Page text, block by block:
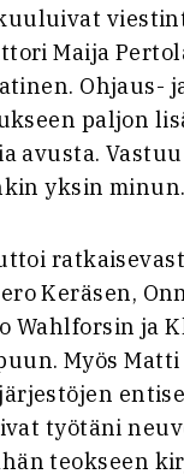
Maija
Ohjaus-
paljon
avusta.
yksin minun.
Keräsen,
Wahlforsin ja
Myös
työtäni
teokseen